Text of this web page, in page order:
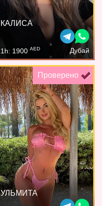
КАЛИСА
1h: 1900 AED Дубай
Проверено
УЛЬМИТА